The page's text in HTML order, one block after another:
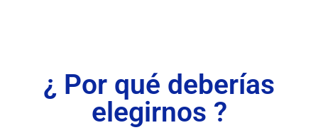
¿ Por qué deberías
elegirnos ?